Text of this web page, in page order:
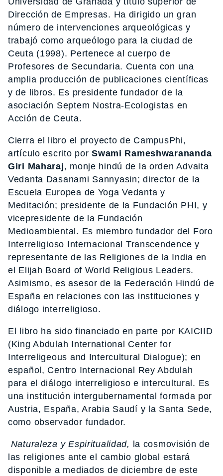
Dirección de Empresas. Ha dirigido un gran
número de intervenciones arqueológicas y
trabajó como arqueólogo para la ciudad de
Ceuta (1998). Pertenece al cuerpo de
Profesores de Secundaria. Cuenta con una
amplia producción de publicaciones científicas
y de libros. Es presidente fundador de la
asociación Septem Nostra-Ecologistas en
Acción de Ceuta.
Cierra el libro el proyecto de CampusPhi,
artículo escrito porSwami Rameshwarananda
Giri Maharaj, monje hindú de la orden Advaita
Vedanta Dasanami Sannyasin; director de la
Escuela Europea de Yoga Vedanta y
Meditación; presidente de la Fundación PHI, y
vicepresidente de la Fundación
Medioambiental. Es miembro fundador del Foro
Interreligioso Internacional Transcendence y
representante de las Religiones de la India en
el Elijah Board of World Religious Leaders.
Asimismo, es asesor de la Federación Hindú de
España en relaciones con las instituciones y
diálogo interreligioso.
El libro ha sido financiado en parte por KAICIID
(King Abdulah International Center for
Interreligeous and Intercultural Dialogue); en
español, Centro Internacional Rey Abdulah
para el diálogo interreligioso e intercultural. Es
una institución intergubernamental formada por
Austria, España, Arabia Saudí y la Santa Sede,
como observador fundador.
Naturaleza y Espiritualidad,
la cosmovisión de
las religiones ante el cambio global estará
disponible a mediados de diciembre de este